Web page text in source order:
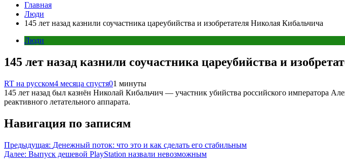
Главная
Люди
145 лет назад казнили соучастника цареубийства и изобретателя Николая Кибальчича
Люди
145 лет назад казнили соучастника цареубийства и
RT на русском4 месяца спустя01 минуты
145 лет назад был казнён Николай Кибальчич — участник убийства российского императора
реактивного летательного аппарата.
Навигация по записям
Предыдущая: Денежный поток: что это и как сделать его стабильным
Далее: Выпуск дешевой PlayStation назвали невозможным